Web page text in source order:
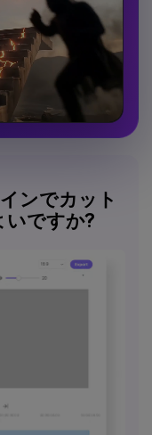
ンでカット
いですか?